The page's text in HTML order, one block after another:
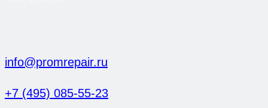
info@promrepair.ru
+7 (495) 085-55-23